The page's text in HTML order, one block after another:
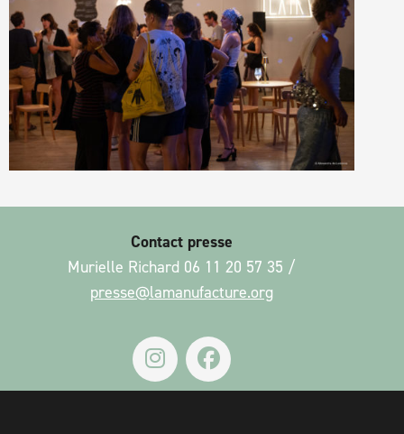
Contact presse
Murielle Richard 06 11 20 57 35 /
presse@lamanufacture.org